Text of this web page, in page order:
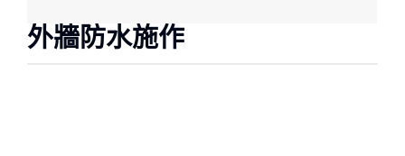
外牆防水施作